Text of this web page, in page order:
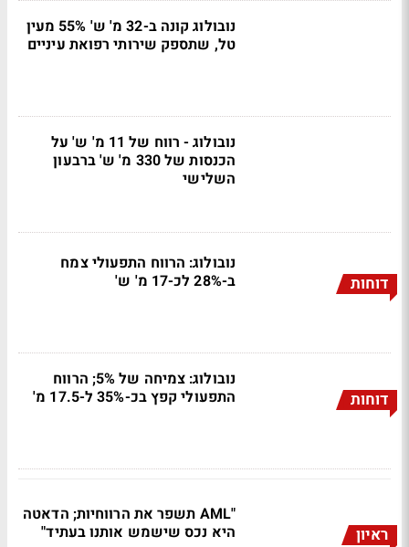
נובולוג קונה ב-32 מ' ש' 55% מעין
טל, שתספק שירותי רפואת עיניים
נובולוג - רווח של 11 מ' ש' על
הכנסות של 330 מ' ש' ברבעון
השלישי
דוחות
נובולוג: הרווח התפעולי צמח
ב-28% לכ-17 מ' ש'
דוחות
נובולוג: צמיחה של 5%; הרווח
התפעולי קפץ בכ-35% ל-17.5 מ'
ראיון
"AML תשפר את הרווחיות; הדאטה
היא נכס שישמש אותנו בעתיד"